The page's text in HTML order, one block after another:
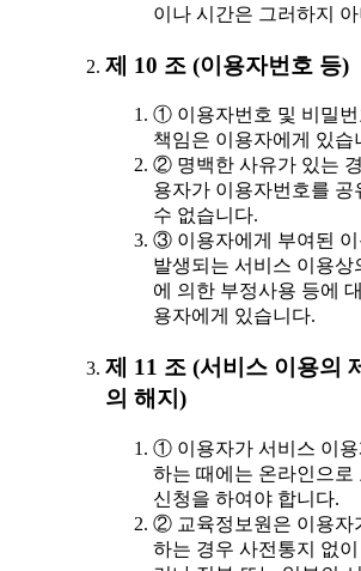
이나 시간은 그러하지
제 10 조 (이용자번호 등)
① 이용자번호 및 비밀번
책임은 이용자에게 있습
② 명백한 사유가 있는
용자가 이용자번호를 공
수 없습니다.
③ 이용자에게 부여된 이
발생되는 서비스 이용상
에 의한 부정사용 등에
용자에게 있습니다.
제 11 조 (서비스 이용의
의 해지)
① 이용자가 서비스 이
하는 때에는 온라인으로
신청을 하여야 합니다.
② 교육정보원은 이용자
하는 경우 사전통지 없